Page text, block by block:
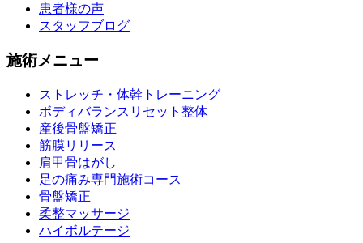
患者様の声
スタッフブログ
施術メニュー
ストレッチ・体幹トレーニング
ボディバランスリセット整体
産後骨盤矯正
筋膜リリース
肩甲骨はがし
足の痛み専門施術コース
骨盤矯正
柔整マッサージ
ハイボルテージ